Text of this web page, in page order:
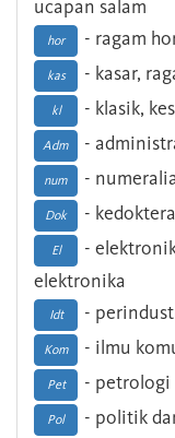
ucapan salam
hor - ragam
kas - kasar,
kl - klasik,
Adm -
num -
Dok -
El
-
elektronika
Idt -
Kom - ilmu
Pet - petrologi
Pol - politik